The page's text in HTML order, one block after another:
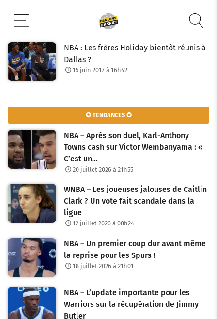
contenu
NBA : Les frères Holiday bientôt réunis à
Dallas ?
15 juin 2017 à 16h42
✪ TENDANCES ✪
NBA – Après son duel, Karl-Anthony
Towns cash sur Victor Wembanyama : «
C’est un…
20 juillet 2026 à 21h55
WNBA – Les joueuses jalouses de Caitlin
Clark ? Un vote fait scandale dans la
ligue
12 juillet 2026 à 08h24
NBA – Un premier coup dur avant même
la reprise pour les Spurs !
18 juillet 2026 à 21h01
NBA – L’update importante pour les
Warriors sur la récupération de Jimmy
Butler